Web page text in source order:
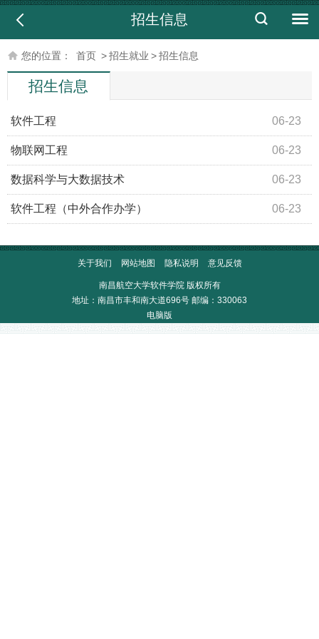
招生信息
您的位置： 首页 >招生就业 >招生信息
招生信息
06-23
软件工程
06-23
物联网工程
06-23
数据科学与大数据技术
06-23
软件工程（中外合作办学）
关于我们 网站地图 隐私说明 意见反馈
南昌航空大学软件学院 版权所有
地址：南昌市丰和南大道696号 邮编：330063
电脑版